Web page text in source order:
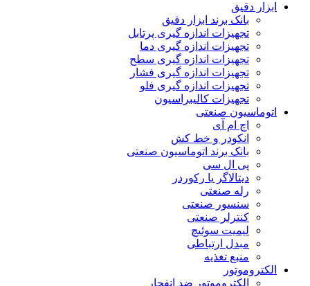
ابزار دقیق
بانک برند ابزار دقیق
تجهیزات اندازه گیری پرتابل
تجهیزات اندازه گیری دما
تجهیزات اندازه گیری سطح
تجهیزات اندازه گیری فشار
تجهیزات اندازه گیری فلو
تجهیزات کالیبراسیون
اتوماسیون صنعتی
اچ ام آی
انکودر و خط کش
بانک برند اتوماسیون صنعتی
پی ال سی
دیتالاگر یا رکوردر
رله صنعتی
سنسور صنعتی
کنترلر صنعتی
لیمیت سوئیچ
مبدل ارتباطی
منبع تغذیه
الکتروموتور
الکتروموتور ضد انفجار